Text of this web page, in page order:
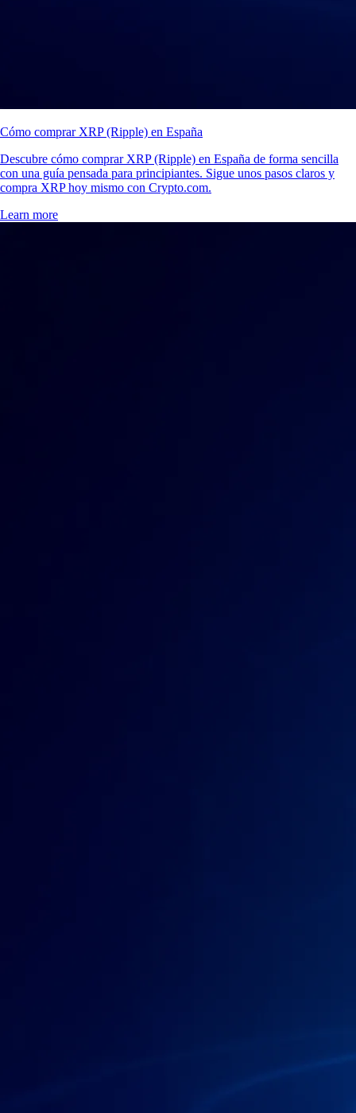
Cómo comprar XRP (Ripple) en España
Descubre cómo comprar XRP (Ripple) en España de forma sencilla
con una guía pensada para principiantes. Sigue unos pasos claros y
compra XRP hoy mismo con Crypto.com.
Learn more